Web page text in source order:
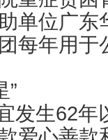
单位广
每年用
”
发生62